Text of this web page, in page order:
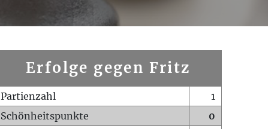
Erfolge gegen Fritz
Partienzahl
1
Schönheitspunkte
0